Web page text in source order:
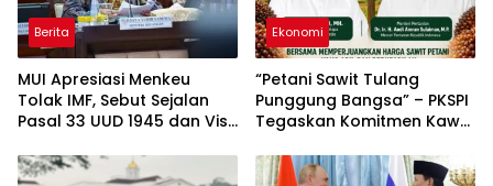
Berita
MUI Apresiasi Menkeu
Tolak IMF, Sebut Sejalan
Pasal 33 UUD 1945 dan Visi
Ekonomi
“Petani Sawit Tulang
Punggung Bangsa” – PKSPI
Tegaskan Komitmen Kawal